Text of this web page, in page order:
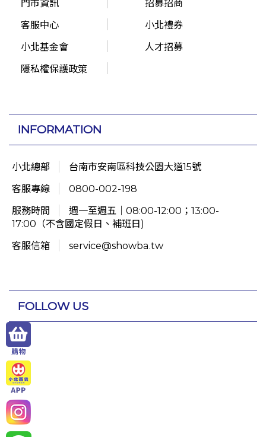
門市資訊
招募招商
客服中心
小北禮券
小北基金會
人才招募
隱私權保護政策
INFORMATION
小北總部
台南市安南區科技公園大道15號
客服專線
0800-002-198
服務時間
週一至週五｜08:00-12:00；13:00-
17:00（不含國定假日、補班日)
客服信箱
service@showba.tw
FOLLOW US